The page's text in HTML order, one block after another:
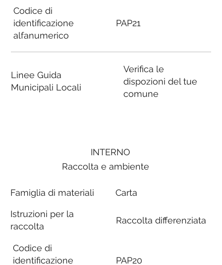
Codice di
identificazione
alfanumerico
Linee Guida
Municipali Locali
PAP21
Verifica le
dispozioni del tue
comune
INTERNO
Raccolta e ambiente
Famiglia di materiali
Istruzioni per la
raccolta
Codice di
identificazione
Carta
Raccolta differenziata
PAP20